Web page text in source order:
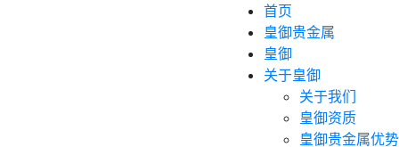
首页
皇御贵金属
皇御
关于皇御
关于我们
皇御资质
皇御贵金属优势